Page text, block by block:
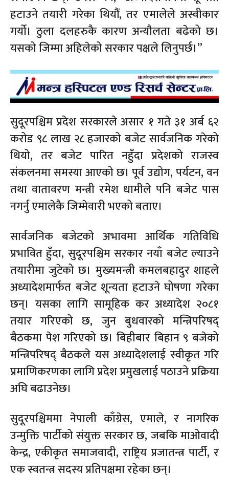
हटाउने तयारी गरेका थियौं, तर एमालेले अस्वीकार
गर्यो। ठुला दलहरुकै कारण अन्यौलता बढेको छ।
यसको जिम्मा अहिलेको सरकार पक्षले लिनुपर्छ।”
सुदूरपश्चिम प्रदेश सरकारले असार १ गते ३१ अर्ब ६२
करोड ९८ लाख २८ हजारको बजेट सार्वजनिक गरेको
थियो, तर बजेट पारित नहुँदा प्रदेशको राजस्व
संकलनमा समस्या आएको छ। पूर्व उद्योग, पर्यटन, वन
तथा वातावरण मन्त्री रमेश धामीले पनि बजेट पास
नगर्नु एमालेकै जिम्मेवारी भएको बताए।
सार्वजनिक बजेटको अभावमा आर्थिक गतिविधि
प्रभावित हुँदा, सुदूरपश्चिम सरकार नयाँ बजेट ल्याउने
तयारीमा जुटेको छ। मुख्यमन्त्री कमलबहादुर शाहले
अध्यादेशमार्फत बजेट शून्यता हटाउने घोषणा गरेका
छन्। यसका लागि सामूहिक कर अध्यादेश २०८१
तयार गरिएको छ, जुन बुधवारको मन्त्रिपरिषद्
बैठकमा पेश गरिएको छ। बिहीबार बिहान ९ बजेको
मन्त्रिपरिषद् बैठकले यस अध्यादेशलाई स्वीकृत गरि
प्रमाणिकरणका लागि प्रदेश प्रमुखलाई पठाउने प्रक्रिया
अघि बढाउनेछ।
सुदूरपश्चिममा नेपाली काँग्रेस, एमाले, र नागरिक
उन्मुक्ति पार्टीको संयुक्त सरकार छ, जबकि माओवादी
केन्द्र, एकीकृत समाजवादी, राष्ट्रिय प्रजातन्त्र पार्टी, र
एक स्वतन्त्र सदस्य प्रतिपक्षमा रहेका छन्।